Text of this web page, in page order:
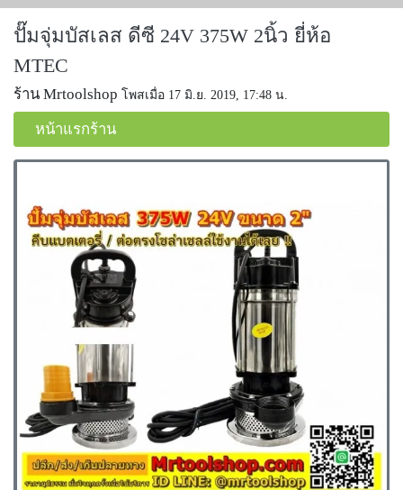
ปั๊มจุ่มบัสเลส ดีซี 24V 375W 2นิ้ว ยี่ห้อ
MTEC
ร้าน Mrtoolshop โพสเมื่อ 17 มิ.ย. 2019, 17:48 น.
หน้าแรกร้าน